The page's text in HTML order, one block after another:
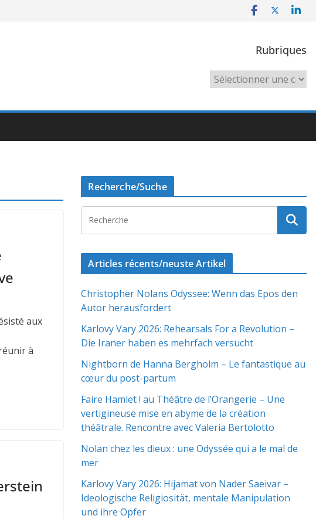
Rubriques
Rubriques
aux
à
Recherche/Suche
Articles récents/neuste Artikel
Christopher Nolans Odyssee: Wenn das Epos den
Autor herausfordert
Karlovy Vary 2026: Rehearsals For a Revolution –
Die Iraner haben es mehrfach versucht
Nightborn de Hanna Bergholm – Le fantastique au
cœur du post-partum
Faire Hamlet ! au Théâtre de l’Orangerie – Une
vertigineuse mise en abyme de la création
théâtrale. Rencontre avec Valeria Bertolotto
Nolan chez les dieux : une Odyssée qui a le mal de
mer
Karlovy Vary 2026: Hijamat von Nader Saeivar​​ –
Ideologische Religiosität, mentale Manipulation
und ihre Opfer